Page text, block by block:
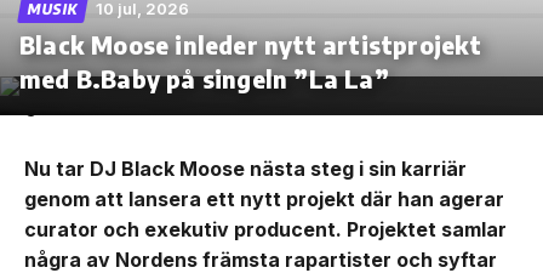
MUSIK 10 jul, 2026
Black Moose inleder nytt artistprojekt
med B.Baby på singeln ”La La”
Nu tar DJ Black Moose nästa steg i sin karriär
genom att lansera ett nytt projekt där han agerar
curator och exekutiv producent. Projektet samlar
några av Nordens främsta rapartister och syftar